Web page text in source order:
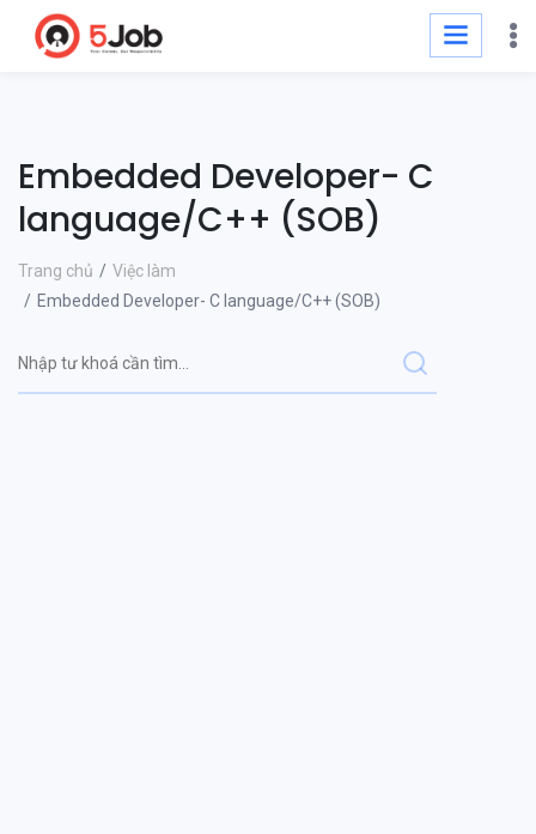
Embedded Developer- C
language/C++ (SOB)
Trang chủ
Việc làm
Embedded Developer- C language/C++ (SOB)